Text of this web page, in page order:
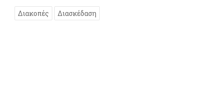
Διακοπές Διασκέδαση